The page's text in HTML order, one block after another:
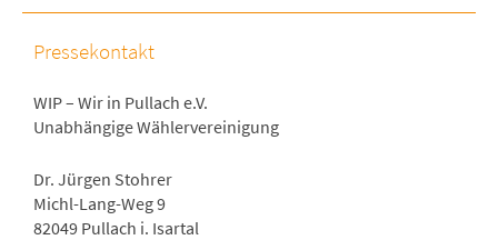
Pressekontakt
WIP – Wir in Pullach e.V.
Unabhängige Wählervereinigung
Dr. Jürgen Stohrer
Michl-Lang-Weg 9
82049 Pullach i. Isartal